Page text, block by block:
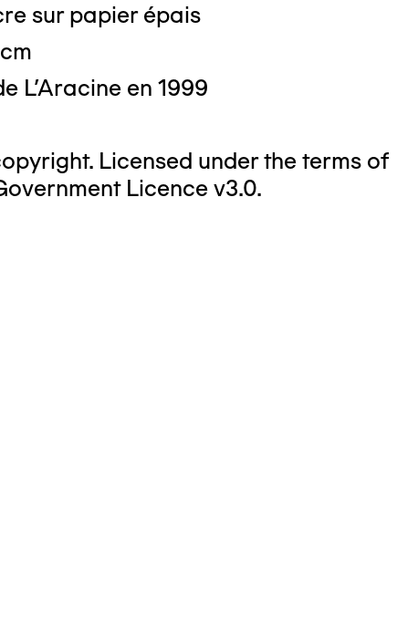
sur papier épais
L'Aracine en 1999
Licensed under the terms of
Licence v3.0.